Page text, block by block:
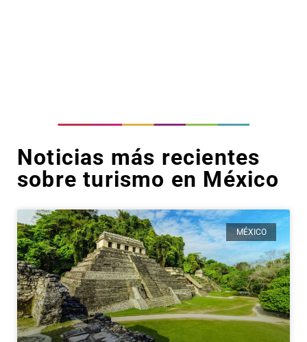
Noticias más recientes
sobre turismo en México
MÉXICO